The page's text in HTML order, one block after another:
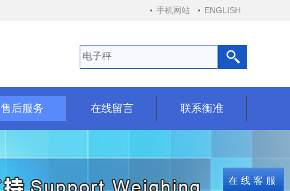
手机网站 ENGLISH
售后服务 在线留言 联系衡准
在线客服